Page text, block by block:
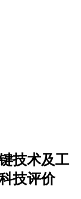
技术及工
技评价